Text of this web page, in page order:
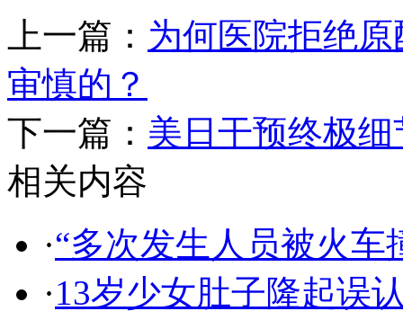
上一篇： 为何医院拒绝
审慎的？
下一篇： 美日干预终极
相关内容
·“多次发生人员被火车
·13岁少女肚子隆起误